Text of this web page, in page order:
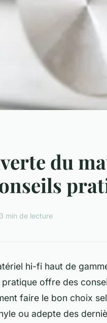
du
3 min de lecture
hi-fi haut de
offre des
faire le bon choix
ou adepte des